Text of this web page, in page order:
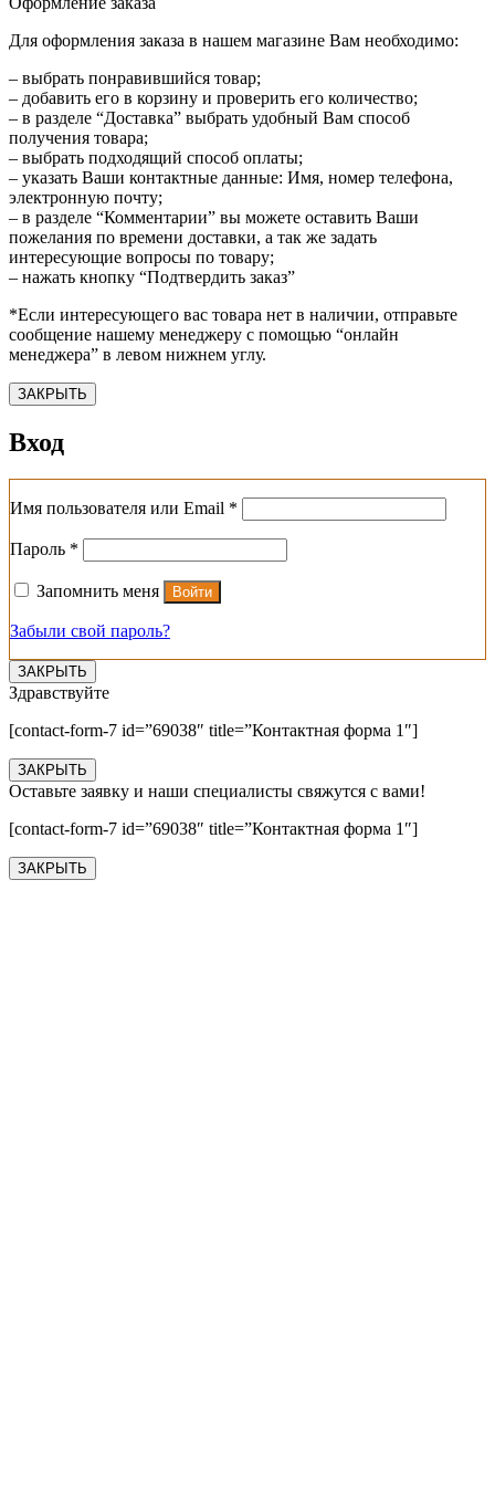
Для оформления заказа в нашем магазине Вам необходимо:
– выбрать понравившийся товар;
– добавить его в корзину и проверить его количество;
– в разделе “Доставка” выбрать удобный Вам способ
получения товара;
– выбрать подходящий способ оплаты;
– указать Ваши контактные данные: Имя, номер телефона,
электронную почту;
– в разделе “Комментарии” вы можете оставить Ваши
пожелания по времени доставки, а так же задать
интересующие вопросы по товару;
– нажать кнопку “Подтвердить заказ”
*Если интересующего вас товара нет в наличии, отправьте
сообщение нашему менеджеру с помощью “онлайн
менеджера” в левом нижнем углу.
ЗАКРЫТЬ
Вход
Имя пользователя или Email *
Пароль *
Запомнить меня Войти
Забыли свой пароль?
ЗАКРЫТЬ
Здравствуйте
[contact-form-7 id=”69038″ title=”Контактная форма 1″]
ЗАКРЫТЬ
Оставьте заявку и наши специалисты свяжутся с вами!
[contact-form-7 id=”69038″ title=”Контактная форма 1″]
ЗАКРЫТЬ